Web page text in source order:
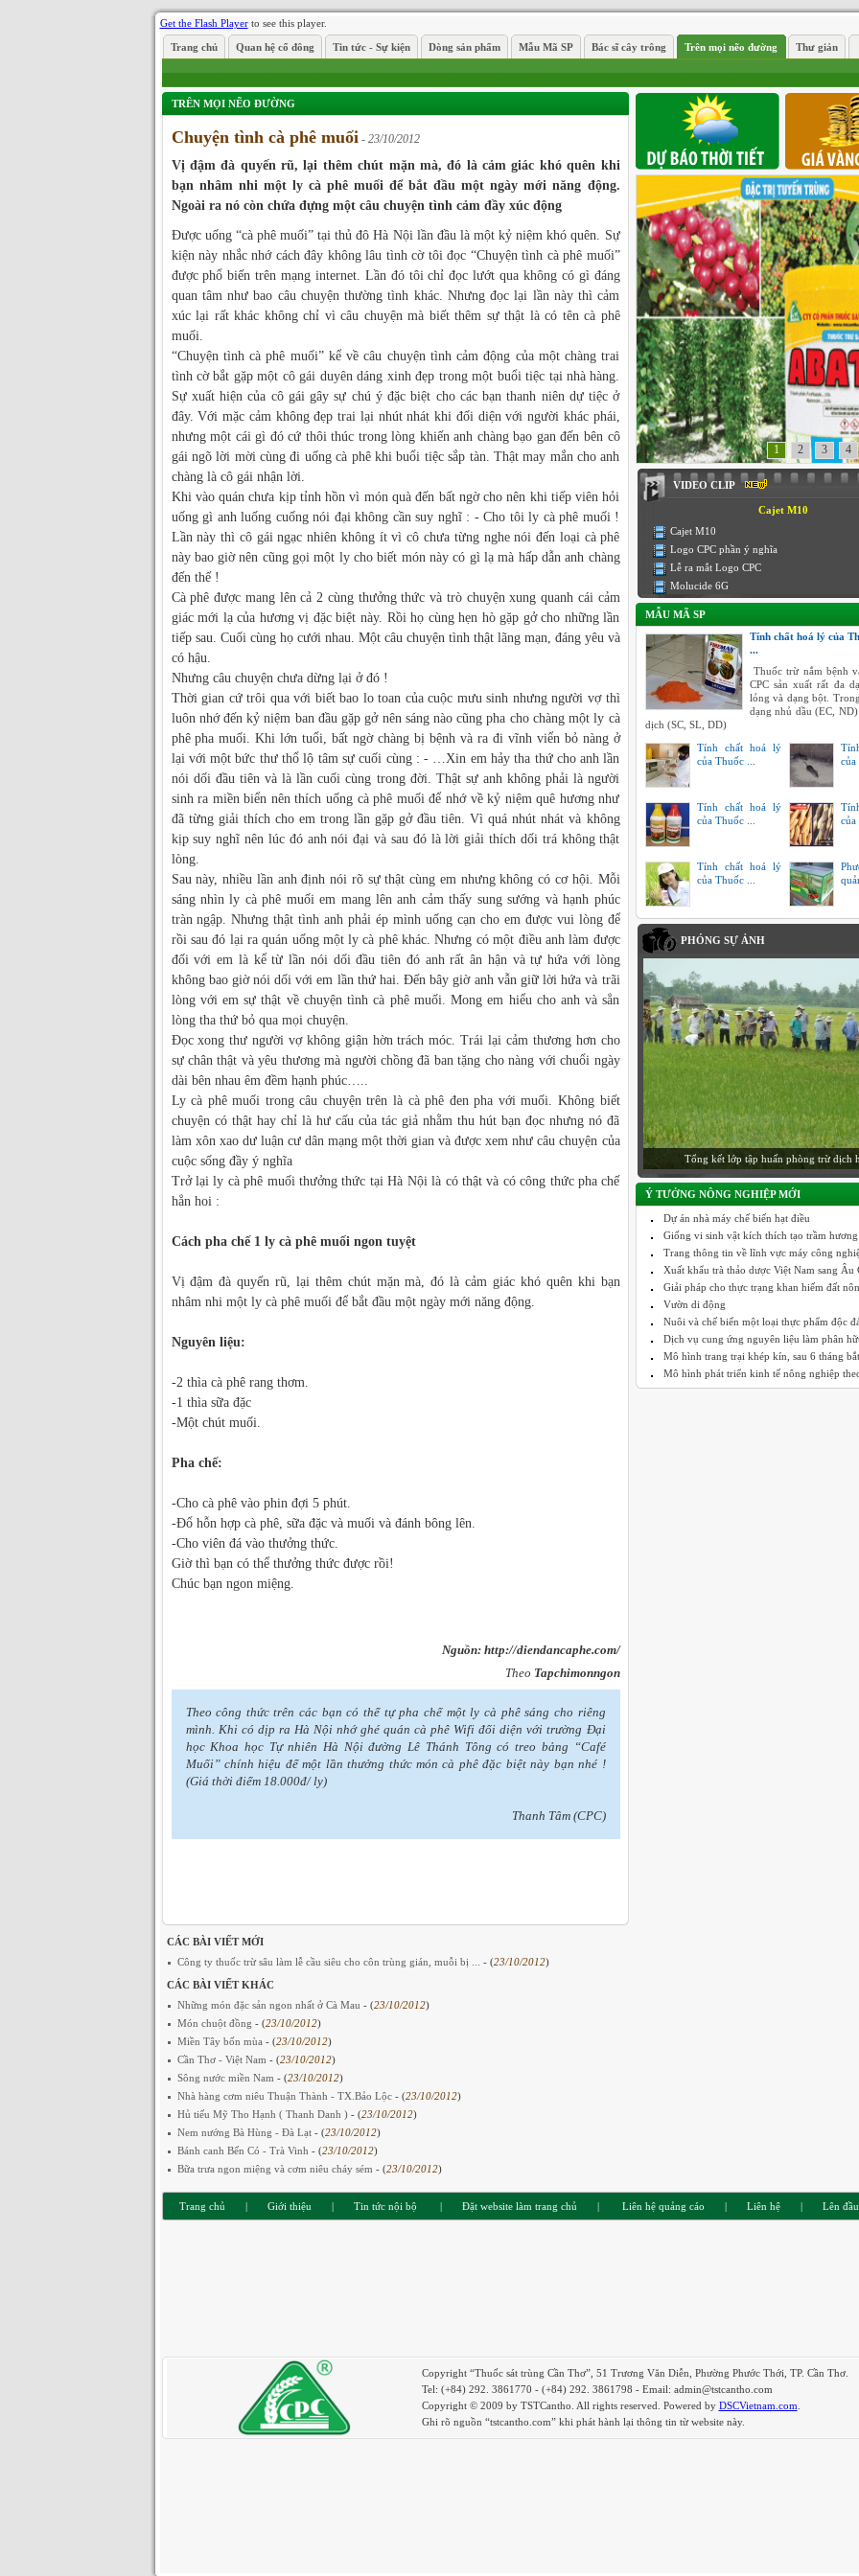
Get the Flash Playerto see this player.
Trang chủ Quan hệ cổ đông Tin tức - Sự kiện Dòng sản phẩm Mẫu Mã SP Bác sĩ cây trông Trên mọi nẽo đường Thư giản
TRÊN MỌI NẼO ĐƯỜNG
Chuyện tình cà phê muối- 23/10/2012
Vị đậm đà quyến rũ, lại thêm chút mặn mà, đó là cảm giác khó quên khi
bạn nhâm nhi một ly cà phê muối để bắt đầu một ngày mới năng động.
Ngoài ra nó còn chứa đựng một câu chuyện tình cảm đầy xúc động
Được uống “cà phê muối” tại thủ đô Hà Nội lần đầu là một kỷ niệm khó quên. Sự
kiện này nhắc nhớ cách đây không lâu tình cờ tôi đọc “Chuyện tình cà phê muối”
được phổ biến trên mạng internet. Lần đó tôi chỉ đọc lướt qua không có gì đáng
quan tâm như bao câu chuyện thường tình khác. Nhưng đọc lại lần này thì cảm
xúc lại rất khác không chỉ vì câu chuyện mà biết thêm sự thật là có tên cà phê
muối.
“Chuyện tình cà phê muối” kể về câu chuyện tình cảm động của một chàng trai
tình cờ bắt gặp một cô gái duyên dáng xinh đẹp trong một buổi tiệc tại nhà hàng.
Sự xuất hiện của cô gái gây sự chú ý đặc biệt cho các bạn thanh niên dự tiệc ở
đây. Với mặc cảm không đẹp trai lại nhút nhát khi đối diện với người khác phái,
nhưng một cái gì đó cứ thôi thúc trong lòng khiến anh chàng bạo gan đến bên cô
gái ngõ lời mời cùng đi uống cà phê khi buổi tiệc sắp tàn. Thật may mắn cho anh
chàng là cô gái nhận lời.
Khi vào quán chưa kịp tỉnh hồn vì món quà đến bất ngờ cho nên khi tiếp viên hỏi
uống gì anh luống cuống nói đại không cần suy nghĩ : - Cho tôi ly cà phê muối !
Lần này thì cô gái ngạc nhiên không ít vì cô chưa từng nghe nói đến loại cà phê
này bao giờ nên cũng gọi một ly cho biết món này có gì lạ mà hấp dẫn anh chàng
đến thế !
Cà phê được mang lên cả 2 cùng thưởng thức và trò chuyện xung quanh cái cảm
giác mới lạ của hương vị đặc biệt này. Rồi họ cùng hẹn hò gặp gở cho những lần
tiếp sau. Cuối cùng họ cưới nhau. Một câu chuyện tình thật lãng mạn, đáng yêu và
có hậu.
Nhưng câu chuyện chưa dừng lại ở đó !
Thời gian cứ trôi qua với biết bao lo toan của cuộc mưu sinh nhưng người vợ thì
luôn nhớ đến kỷ niệm ban đầu gặp gở nên sáng nào cũng pha cho chàng một ly cà
phê pha muối. Khi lớn tuổi, bất ngờ chàng bị bệnh và ra đi vĩnh viển bỏ nàng ở
lại với một bức thư thổ lộ tâm sự cuối cùng : - …Xin em hảy tha thứ cho anh lần
nói dối đầu tiên và là lần cuối cùng trong đời. Thật sự anh không phải là người
sinh ra miền biển nên thích uống cà phê muối để nhớ về kỷ niệm quê hương như
đã từng giải thích cho em trong lần gặp gở đầu tiên. Vì quá nhút nhát và không
kịp suy nghĩ nên lúc đó anh nói đại và sau đó là lời giải thích dối trá không thật
lòng.
Sau này, nhiều lần anh định nói rõ sự thật cùng em nhưng không có cơ hội. Mỗi
sáng nhìn ly cà phê muối em mang lên anh cảm thấy sung sướng và hạnh phúc
tràn ngập. Nhưng thật tình anh phải ép mình uống cạn cho em được vui lòng để
rồi sau đó lại ra quán uống một ly cà phê khác. Nhưng có một điều anh làm được
đối với em là kể từ lần nói dối đầu tiên đó anh rất ân hận và tự hứa với lòng
không bao giờ nói dối với em lần thứ hai. Đến bây giờ anh vẫn giữ lời hứa và trãi
lòng với em sự thật về chuyện tình cà phê muối. Mong em hiểu cho anh và sẳn
lòng tha thứ bỏ qua mọi chuyện.
Đọc xong thư người vợ không giận hờn trách móc. Trái lại cảm thương hơn cho
sự chân thật và yêu thương mà người chồng đã ban tặng cho nàng với chuổi ngày
dài bên nhau êm đềm hạnh phúc…..
Ly cà phê muối trong câu chuyện trên là cà phê đen pha với muối. Không biết
chuyện có thật hay chỉ là hư cấu của tác giả nhằm thu hút bạn đọc nhưng nó đã
làm xôn xao dư luận cư dân mạng một thời gian và được xem như câu chuyện của
cuộc sống đầy ý nghĩa
Trở lại ly cà phê muối thưởng thức tại Hà Nội là có thật và có công thức pha chế
hẳn hoi :
Cách pha chế 1 ly cà phê muối ngon tuyệt
Vị đậm đà quyến rũ, lại thêm chút mặn mà, đó là cảm giác khó quên khi bạn
nhâm nhi một ly cà phê muối để bắt đầu một ngày mới năng động.
Nguyên liệu:
-2 thìa cà phê rang thơm.
-1 thìa sữa đặc
-Một chút muối.
Pha chế:
-Cho cà phê vào phin đợi 5 phút.
-Đổ hỗn hợp cà phê, sữa đặc và muối và đánh bông lên.
-Cho viên đá vào thưởng thức.
Giờ thì bạn có thể thưởng thức được rồi!
Chúc bạn ngon miệng.
Nguồn: http://diendancaphe.com/
Theo Tapchimonngon
Theo công thức trên các bạn có thể tự pha chế một ly cà phê sáng cho riêng
mình. Khi có dịp ra Hà Nội nhớ ghé quán cà phê Wifi đối diện với trường Đại
học Khoa học Tự nhiên Hà Nội đường Lê Thánh Tông có treo bảng “Café
Muối” chính hiệu để một lần thưởng thức món cà phê đặc biệt này bạn nhé !
(Giá thời điểm 18.000đ/ ly)
Thanh Tâm (CPC)
CÁC BÀI VIẾT MỚI
Công ty thuốc trừ sâu làm lễ cầu siêu cho côn trùng gián, muỗi bị ... - (23/10/2012)
CÁC BÀI VIẾT KHÁC
Những món đặc sản ngon nhất ở Cà Mau - (23/10/2012)
Món chuột đồng - (23/10/2012)
Miền Tây bốn mùa - (23/10/2012)
Cần Thơ - Việt Nam - (23/10/2012)
Sông nước miền Nam - (23/10/2012)
Nhà hàng cơm niêu Thuận Thành - TX.Bảo Lộc - (23/10/2012)
Hủ tiếu Mỹ Tho Hạnh ( Thanh Danh ) - (23/10/2012)
Nem nướng Bà Hùng - Đà Lạt - (23/10/2012)
Bánh canh Bến Có - Trà Vinh - (23/10/2012)
Bữa trưa ngon miệng và cơm niêu cháy sém - (23/10/2012)
1 2 3 4
VIDEO CLIP
Cajet M10
Cajet M10
Logo CPC phần ý nghĩa
Lễ ra mắt Logo CPC
Molucide 6G
MẪU MÃ SP
Tính chất hoá lý của
...
Thuốc trừ nắm bệnh
CPC sản xuất rất đa
lỏng và dạng bột.
dạng nhủ dầu (EC,
dịch (SC, SL, DD)
Tính chất hoá lý
của Thuốc ...
của
Tính chất hoá lý
của Thuốc ...
của
Tính chất hoá lý
của Thuốc ...
PHÓNG SỰ ẢNH
Tổng kết lớp tập huấn phòng trừ dịch
Ý TƯỞNG NÔNG NGHIỆP MỚI
Dự án nhà máy chế biến hạt điều
Giống vi sinh vật kích thích tạo trầm hương
Trang thông tin về lĩnh vực máy công
Xuất khẩu trà thảo dược Việt Nam sang Âu
Giải pháp cho thực trạng khan hiếm đất
Vườn di động
Nuôi và chế biến một loại thực phẩm độc
Dịch vụ cung ứng nguyên liệu làm phân
Mô hình trang trại khép kín, sau 6 tháng bắt
Mô hình phát triển kinh tế nông nghiệp
Trang chủ | Giới thiệu | Tin tức nội bộ | Đặt website làm trang chủ | Liên hệ quảng cáo | Liên hệ | Lên
Copyright “Thuốc sát trùng Cần Thơ”, 51 Trương Văn Diễn, Phường Phước Thới, TP. Cần Thơ.
Tel: (+84) 292. 3861770 - (+84) 292. 3861798 - Email: admin@tstcantho.com
Copyright © 2009 by TSTCantho. All rights reserved. Powered by DSCVietnam.com
Ghi rõ nguồn “tstcantho.com” khi phát hành lại thông tin từ website này.